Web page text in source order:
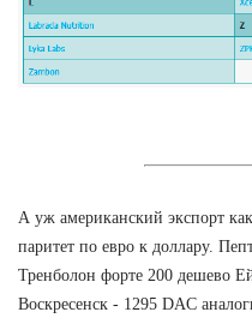
А уж американский экспорт
паритет по евро к доллару.
Тренболон форте 200 дешево
Воскресенск - 1295 DAC